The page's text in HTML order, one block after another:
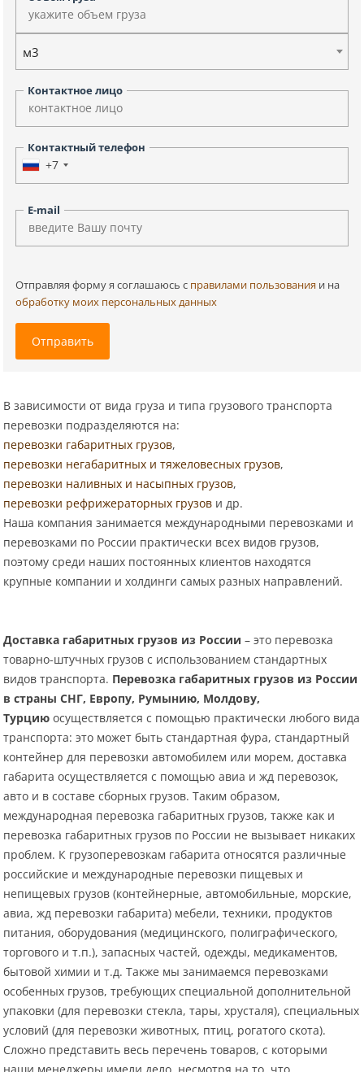
м3
Контактное лицо
Контактный телефон
+7
E-mail
Отправляя форму я соглашаюсь c правилами пользования и на
обработку моих персональных данных
Отправить
В зависимости от вида груза и типа грузового транспорта
перевозки подразделяются на:
перевозки габаритных грузов,
перевозки негабаритных и тяжеловесных грузов,
перевозки наливных и насыпных грузов,
перевозки рефрижераторных грузов и др.
Наша компания занимается международными перевозками и
перевозками по России практически всех видов грузов,
поэтому среди наших постоянных клиентов находятся
крупные компании и холдинги самых разных направлений.
Доставка габаритных грузов из России – это перевозка
товарно-штучных грузов с использованием стандартных
видов транспорта. Перевозка габаритных грузов из России
в страны СНГ, Европу, Румынию, Молдову,
Турциюосуществляется с помощью практически любого вида
транспорта: это может быть стандартная фура, стандартный
контейнер для перевозки автомобилем или морем, доставка
габарита осуществляется с помощью авиа и жд перевозок,
авто и в составе сборных грузов. Таким образом,
международная перевозка габаритных грузов, также как и
перевозка габаритных грузов по России не вызывает никаких
проблем. К грузоперевозкам габарита относятся различные
российские и международные перевозки пищевых и
непищевых грузов (контейнерные, автомобильные, морские,
авиа, жд перевозки габарита) мебели, техники, продуктов
питания, оборудования (медицинского, полиграфического,
торгового и т.п.), запасных частей, одежды, медикаментов,
бытовой химии и т.д. Также мы занимаемся перевозками
особенных грузов, требующих специальной дополнительной
упаковки (для перевозки стекла, тары, хрусталя), специальных
условий (для перевозки животных, птиц, рогатого скота).
Сложно представить весь перечень товаров, с которыми